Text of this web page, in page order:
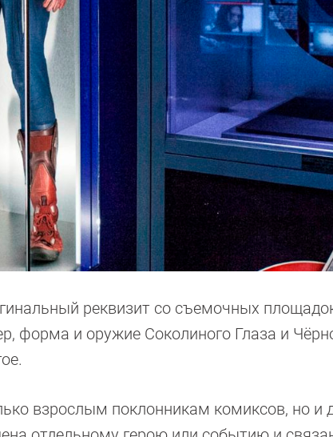
реквизит со съемочных
форма и оружие Соколиного Глаза и
взрослым поклонникам комиксов, но